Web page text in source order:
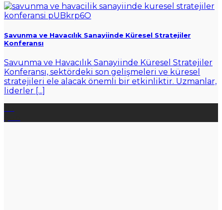
Savunma ve Havacılık Sanayiinde Küresel Stratejiler
Konferansı
Savunma ve Havacılık Sanayiinde Küresel Stratejiler
Konferansı, sektördeki son gelişmeleri ve küresel
stratejileri ele alacak önemli bir etkinliktir. Uzmanlar,
liderler [...]